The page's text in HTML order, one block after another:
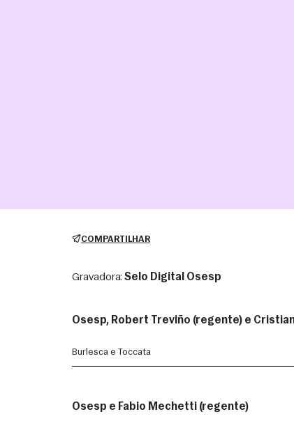
COMPARTILHAR
Gravadora: Selo Digital Osesp
Osesp, Robert Treviño (regente) e
Burlesca e Toccata
Osesp e Fabio Mechetti (regente)